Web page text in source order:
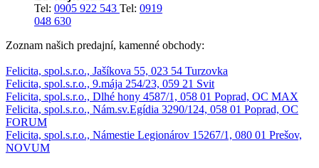
Tel: 0905 922 543 Tel: 0919
048 630
Zoznam našich predajní, kamenné obchody:
Felicita, spol.s.r.o., Jašíkova 55, 023 54 Turzovka
Felicita, spol.s.r.o., 9.mája 254/23, 059 21 Svit
Felicita, spol.s.r.o., Dlhé hony 4587/1, 058 01 Poprad, OC MAX
Felicita, spol.s.r.o., Nám.sv.Egídia 3290/124, 058 01 Poprad, OC
FORUM
Felicita, spol.s.r.o., Námestie Legionárov 15267/1, 080 01 Prešov,
NOVUM